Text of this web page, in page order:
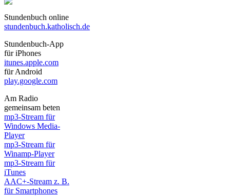
Stundenbuch online
stundenbuch.katholisch.de
Stundenbuch-App
für iPhones
itunes.apple.com
für Android
play.google.com
Am Radio
gemeinsam beten
mp3-Stream für
Windows Media-
Player
mp3-Stream für
Winamp-Player
mp3-Stream für
iTunes
AAC+-Stream z. B.
für Smartphones